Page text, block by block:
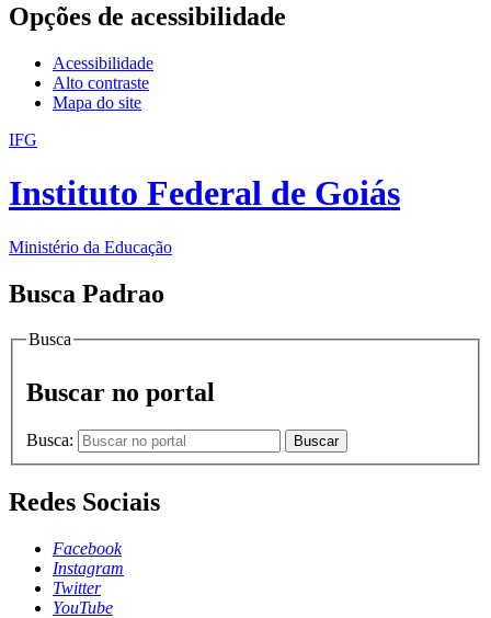
Opções de acessibilidade
Acessibilidade
Alto contraste
Mapa do site
IFG
Instituto Federal de Goiás
Ministério da Educação
Busca Padrao
Busca
Buscar no portal
Busca: Buscar
Redes Sociais
Facebook
Instagram
Twitter
YouTube